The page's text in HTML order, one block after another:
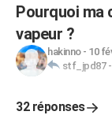
Pourquoi ma
vapeur ?
hakinno- 10
stf_jpd87-
32 réponses